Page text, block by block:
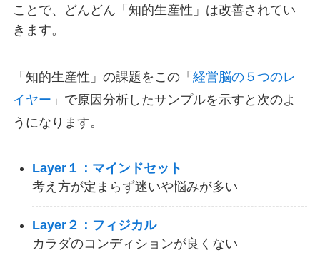
ことで、どんどん「知的生産性」は改善されてい
きます。
「知的生産性」の課題をこの「 経営脳の５つのレ
イヤー 」で原因分析したサンプルを示すと次のよ
うになります。
Layer１：マインドセット
考え方が定まらず迷いや悩みが多い
Layer２：フィジカル
カラダのコンディションが良くない